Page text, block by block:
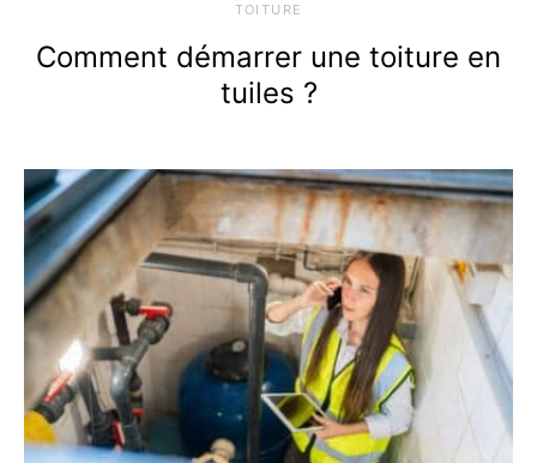
TOITURE
Comment démarrer une toiture en
tuiles ?